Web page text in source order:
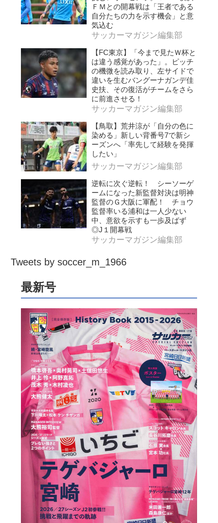
ＦＭとの開幕戦は「王者である
自分たちの力を示す機会」と意
気込む
サッカーマガジン編集部
【FC東京】「今まで見たＷ杯と
は違う感覚があった」。ピッチ
の機微を読み取り、左サイドで
違いを生むバングーナガンデ佳
史扶、その復活がチームをさら
に前進させる！
サッカーマガジン編集部
【鳥取】荒井涼が「自分の色に
染める」新しい背番号7で新シ
ーズンへ「率先して経験を発揮
したい」
サッカーマガジン編集部
逆転に次ぐ逆転！ シーソーゲ
ームになった新監督対決は明神
監督のＧ大阪に軍配！ チョウ
監督率いる浦和は一人少ない
中、意欲を示すも一歩及ばず
◎J１開幕戦
サッカーマガジン編集部
Tweets by soccer_m_1966
最新号